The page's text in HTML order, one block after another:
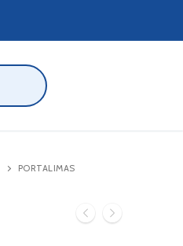
PORTALIMAS